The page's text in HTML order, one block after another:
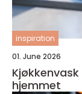
inspiration
01. June 2026
Kjøkkenvask slik velger du riktig modell til
hjemmet